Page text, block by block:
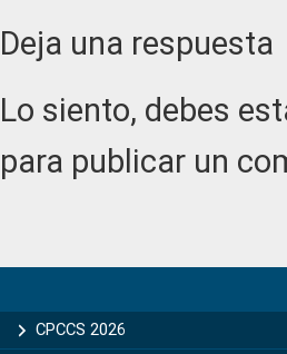
Reader
Interactions
Deja una respuesta
Lo siento, debes
para publicar un
Sidebar
CPCCS 2026